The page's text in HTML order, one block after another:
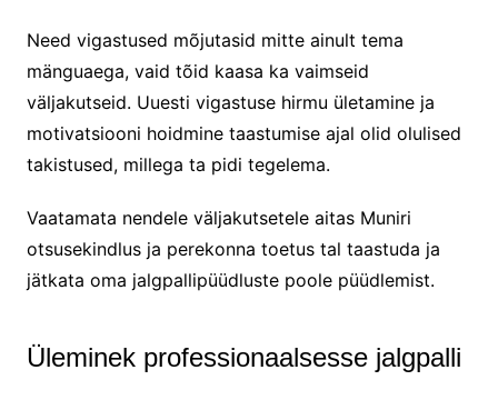
Need vigastused mõjutasid mitte ainult tema
mänguaega, vaid tõid kaasa ka vaimseid
väljakutseid. Uuesti vigastuse hirmu ületamine ja
motivatsiooni hoidmine taastumise ajal olid olulised
takistused, millega ta pidi tegelema.
Vaatamata nendele väljakutsetele aitas Muniri
otsusekindlus ja perekonna toetus tal taastuda ja
jätkata oma jalgpallipüüdluste poole püüdlemist.
Üleminek professionaalsesse jalgpalli